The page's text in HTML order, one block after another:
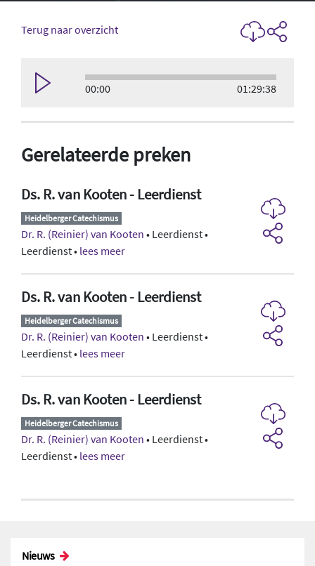
Terug naar overzicht
00:00 01:29:38
Gerelateerde preken
Ds. R. van Kooten - Leerdienst
Heidelberger Catechismus
Dr. R. (Reinier) van Kooten • Leerdienst •
Leerdienst • lees meer
Ds. R. van Kooten - Leerdienst
Heidelberger Catechismus
Dr. R. (Reinier) van Kooten • Leerdienst •
Leerdienst • lees meer
Ds. R. van Kooten - Leerdienst
Heidelberger Catechismus
Dr. R. (Reinier) van Kooten • Leerdienst •
Leerdienst • lees meer
Nieuws